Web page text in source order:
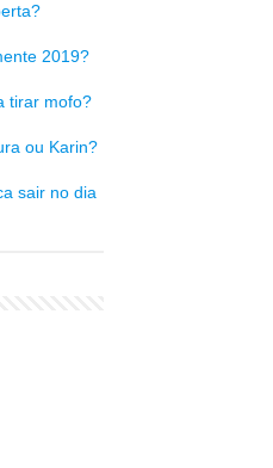
2019?
tirar mofo?
ou Karin?
sair no dia